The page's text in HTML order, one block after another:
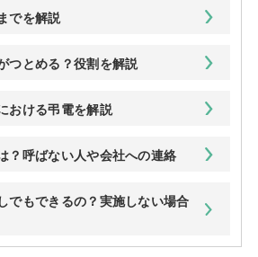
でを解説
つとめる？役割を解説
おける弔電を解説
？呼ばない人や会社への連絡
でもできるの？実施しない場合